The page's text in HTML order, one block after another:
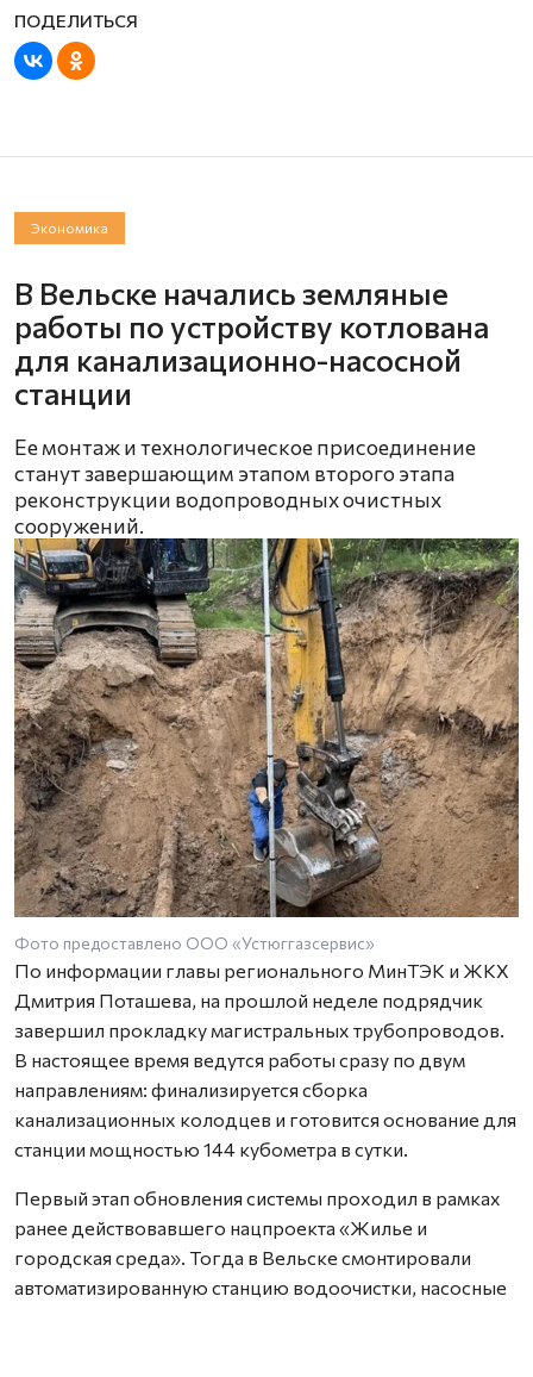
Экономика
В Вельске начались земляные
работы по устройству котлована
для канализационно-насосной
станции
Ее монтаж и технологическое присоединение
станут завершающим этапом второго этапа
реконструкции водопроводных очистных
сооружений.
Фото предоставлено ООО «Устюггазсервис»
По информации главы регионального МинТЭК и ЖКХ
Дмитрия Поташева, на прошлой неделе подрядчик
завершил прокладку магистральных трубопроводов.
В настоящее время ведутся работы сразу по двум
направлениям: финализируется сборка
канализационных колодцев и готовится основание для
станции мощностью 144 кубометра в сутки.
Первый этап обновления системы проходил в рамках
ранее действовавшего нацпроекта «Жилье и
городская среда». Тогда в Вельске смонтировали
автоматизированную станцию водоочистки, насосные